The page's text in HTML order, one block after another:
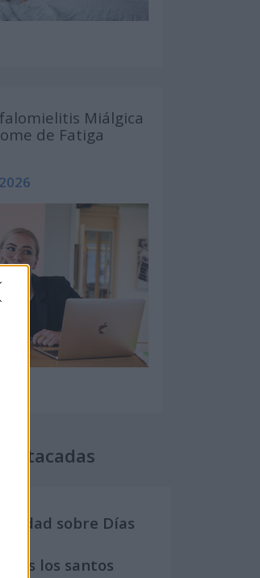
Miálgica
de Fatiga
sobre Días
los santos